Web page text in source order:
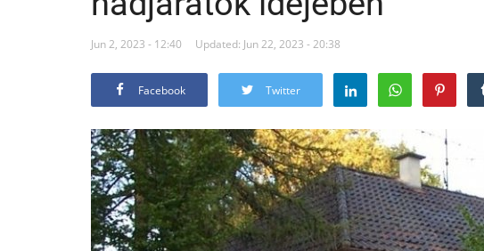
Jun 2, 2023 - 12:40 Updated: Jun 22, 2023 - 20:38
Facebook Twitter